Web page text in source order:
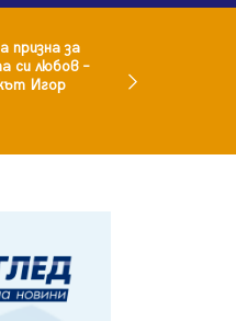
призна за
си любов –
Игор